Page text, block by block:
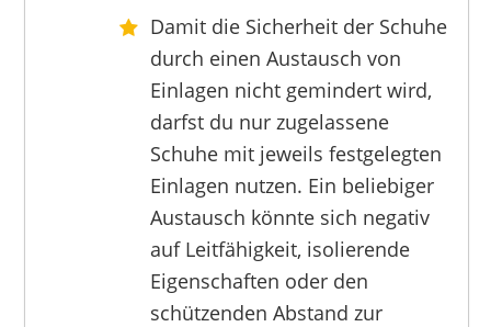
Damit die Sicherheit der Schuhe
durch einen Austausch von
Einlagen nicht gemindert wird,
darfst du nur zugelassene
Schuhe mit jeweils festgelegten
Einlagen nutzen. Ein beliebiger
Austausch könnte sich negativ
auf Leitfähigkeit, isolierende
Eigenschaften oder den
schützenden Abstand zur